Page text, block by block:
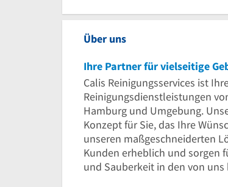
Über uns
Calis Reinigungsservices ist
Reinigungsdienstleistungen
Hamburg und Umgebung.
Konzept für Sie, das Ihre
unseren maßgeschneiderten
Kunden erheblich und sorgen
und Sauberkeit in den von